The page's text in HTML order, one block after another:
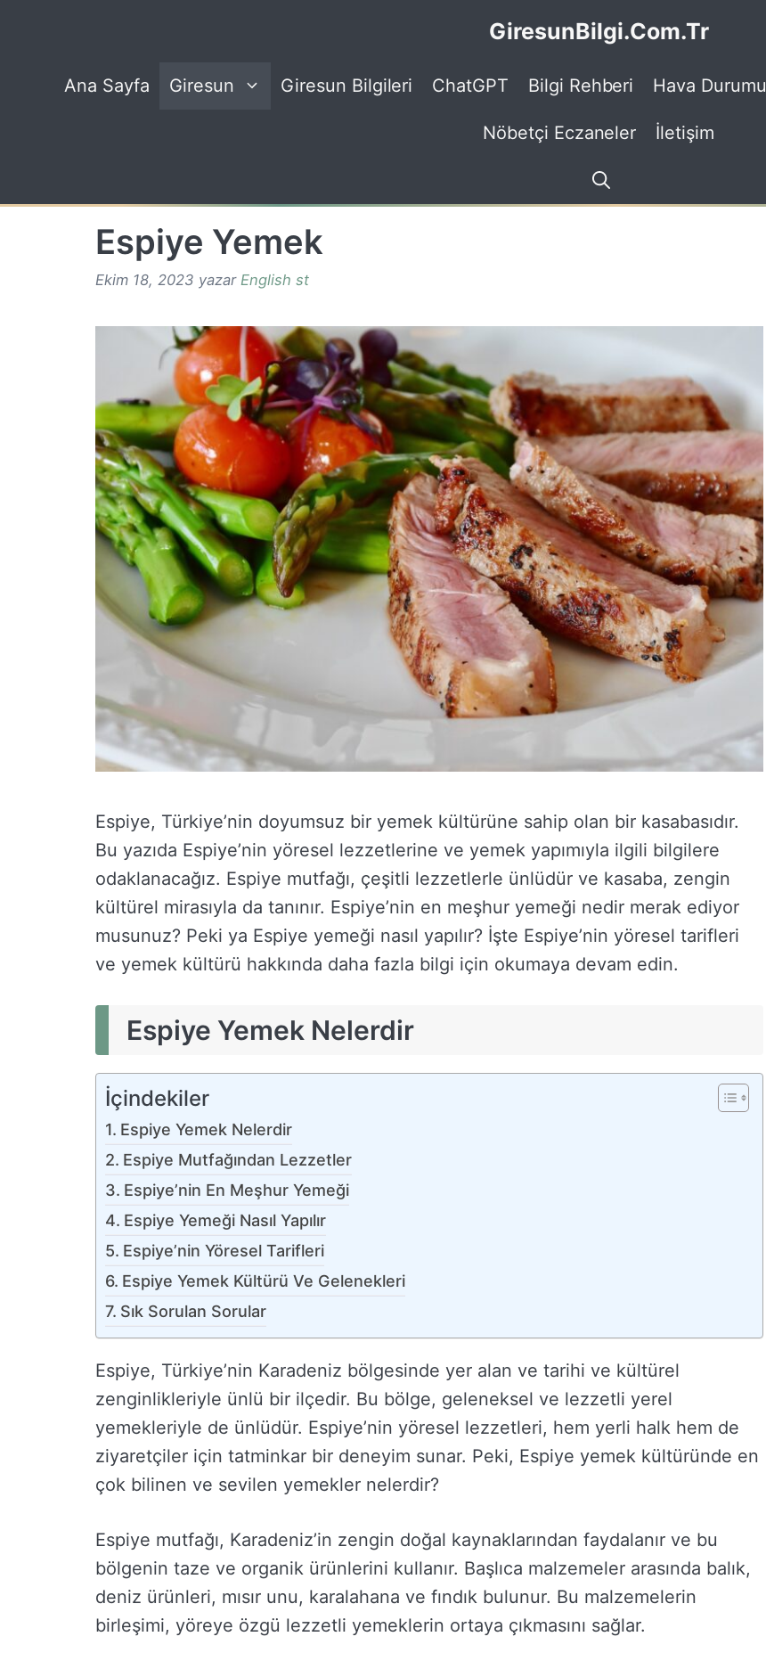
GiresunBilgi.Com.Tr
Ana Sayfa Giresun Giresun Bilgileri ChatGPT Bilgi Rehberi Hava Durumu
Nöbetçi Eczaneler İletişim
Espiye Yemek
Ekim 18, 2023 yazar English st
Espiye, Türkiye’nin doyumsuz bir yemek kültürüne sahip olan bir kasabasıdır.
Bu yazıda Espiye’nin yöresel lezzetlerine ve yemek yapımıyla ilgili bilgilere
odaklanacağız. Espiye mutfağı, çeşitli lezzetlerle ünlüdür ve kasaba, zengin
kültürel mirasıyla da tanınır. Espiye’nin en meşhur yemeği nedir merak ediyor
musunuz? Peki ya Espiye yemeği nasıl yapılır? İşte Espiye’nin yöresel tarifleri
ve yemek kültürü hakkında daha fazla bilgi için okumaya devam edin.
Espiye Yemek Nelerdir
İçindekiler
Espiye Yemek Nelerdir
Espiye Mutfağından Lezzetler
Espiye’nin En Meşhur Yemeği
Espiye Yemeği Nasıl Yapılır
Espiye’nin Yöresel Tarifleri
Espiye Yemek Kültürü Ve Gelenekleri
Sık Sorulan Sorular
Espiye, Türkiye’nin Karadeniz bölgesinde yer alan ve tarihi ve kültürel
zenginlikleriyle ünlü bir ilçedir. Bu bölge, geleneksel ve lezzetli yerel
yemekleriyle de ünlüdür. Espiye’nin yöresel lezzetleri, hem yerli halk hem de
ziyaretçiler için tatminkar bir deneyim sunar. Peki, Espiye yemek kültüründe en
çok bilinen ve sevilen yemekler nelerdir?
Espiye mutfağı, Karadeniz’in zengin doğal kaynaklarından faydalanır ve bu
bölgenin taze ve organik ürünlerini kullanır. Başlıca malzemeler arasında balık,
deniz ürünleri, mısır unu, karalahana ve fındık bulunur. Bu malzemelerin
birleşimi, yöreye özgü lezzetli yemeklerin ortaya çıkmasını sağlar.